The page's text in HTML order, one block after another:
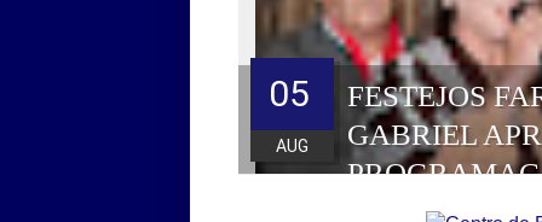
FESTEJOS
GABRIEL
05
AUG